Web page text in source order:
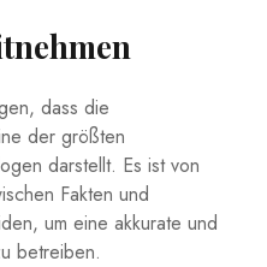
dass die
der größten
darstellt. Es ist von
Fakten und
um eine akkurate und
betreiben.